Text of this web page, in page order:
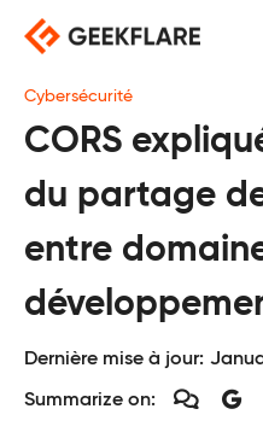
Skip
content
Cybersécurité
CORS
du partage
entre
Dernière mise à jour:
Summarize on: